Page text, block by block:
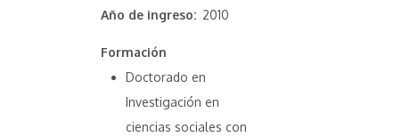
Año de ingreso
2010
Formación
Doctorado en
Investigación en
ciencias sociales con